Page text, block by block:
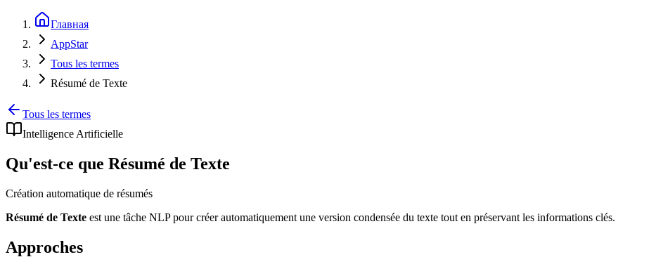
Главная
AppStar
Tous les termes
Résumé de Texte
Tous les termes
Intelligence Artificielle
Qu'est-ce que Résumé de Texte
Création automatique de résumés
Résumé de Texte est une tâche NLP pour créer automatiquement une version condensée du texte tout en préservant les informations clés.
Approches